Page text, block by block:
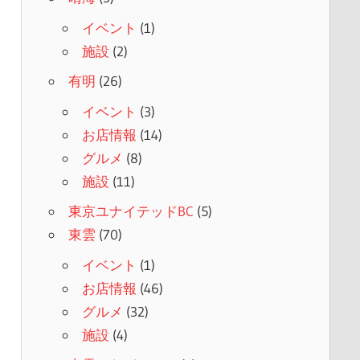
イベント (1)
施設 (2)
有明 (26)
イベント (3)
お店情報 (14)
グルメ (8)
施設 (11)
東京ユナイテッドBC (5)
東雲 (70)
イベント (1)
お店情報 (46)
グルメ (32)
施設 (4)